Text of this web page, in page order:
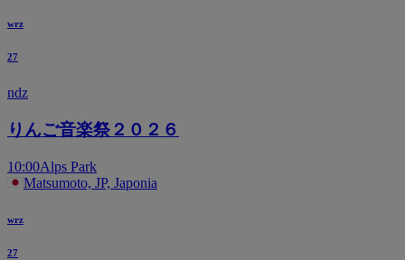
wrz
27
ndz
りんご音楽祭２０２６
10:00Alps Park
Matsumoto, JP, Japonia
wrz
27